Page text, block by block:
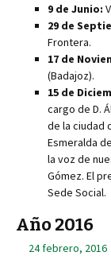
9 de Junio:
29 de
Frontera.
17 de
(Badajoz).
15 de
cargo de D.
de la ciudad
Esmeralda
la voz de
Gómez. El
Sede Social.
Año 2016
24 febrero, 2016